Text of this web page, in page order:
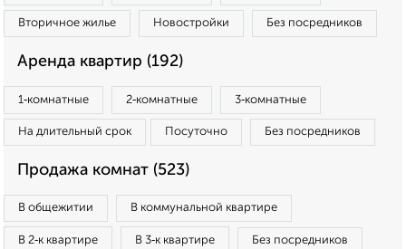
Вторичное жилье Новостройки Без посредников
Аренда квартир (192)
1‑комнатные 2‑комнатные 3‑комнатные
На длительный срок Посуточно Без посредников
Продажа комнат (523)
В общежитии В коммунальной квартире
В 2‑к квартире В 3‑к квартире Без посредников